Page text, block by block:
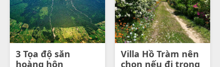
3 Tọa độ săn
hoàng hôn
Villa Hồ Tràm nên
chọn nếu đi trong